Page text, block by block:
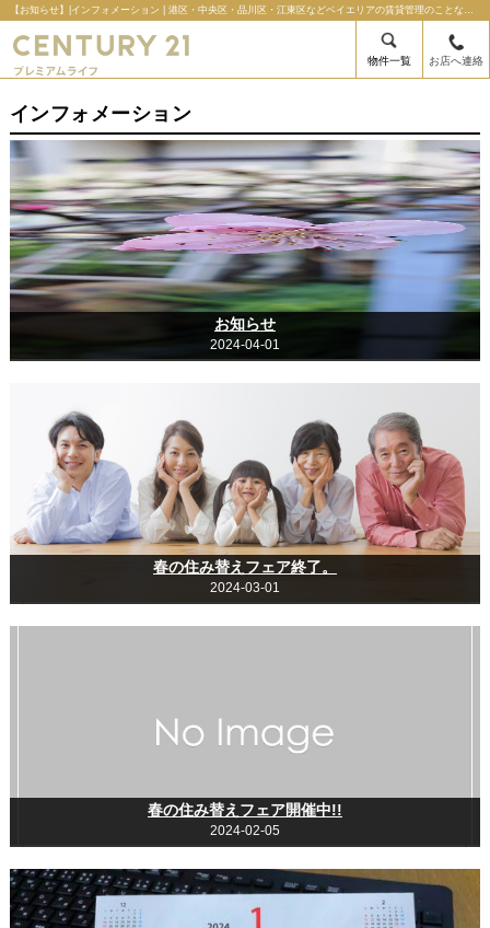
【お知らせ】|インフォメーション | 港区・中央区・品川区・江東区などベイエリアの賃貸管理のことならセンチュリー21プレミアムライフの不動産のことならセンチュリー21プレミアムライフ
物件一覧 お店へ連絡
インフォメーション
お知らせ
2024-04-01
春の住み替えフェア終了。
2024-03-01
春の住み替えフェア開催中!!
2024-02-05